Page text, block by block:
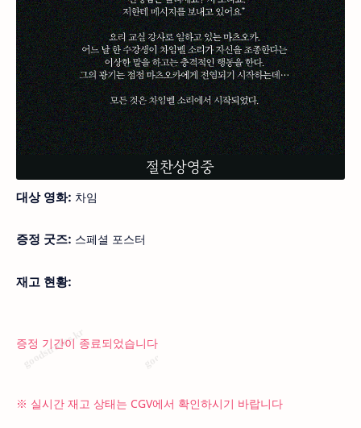
대상 영화: 차임
증정 굿즈: 스페셜 포스터
재고 현황:
증정 기간이 종료되었습니다
※ 실시간 재고 상태는 CGV에서 확인하시기 바랍니다